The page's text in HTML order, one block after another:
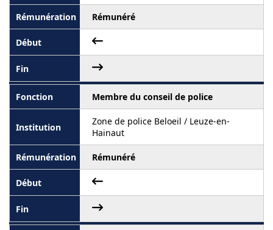
Rémunéré
Membre du conseil de police
Zone de police Beloeil / Leuze-en-
Hainaut
Rémunéré